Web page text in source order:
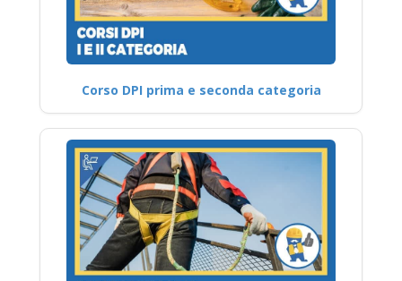
Corso DPI prima e seconda categoria